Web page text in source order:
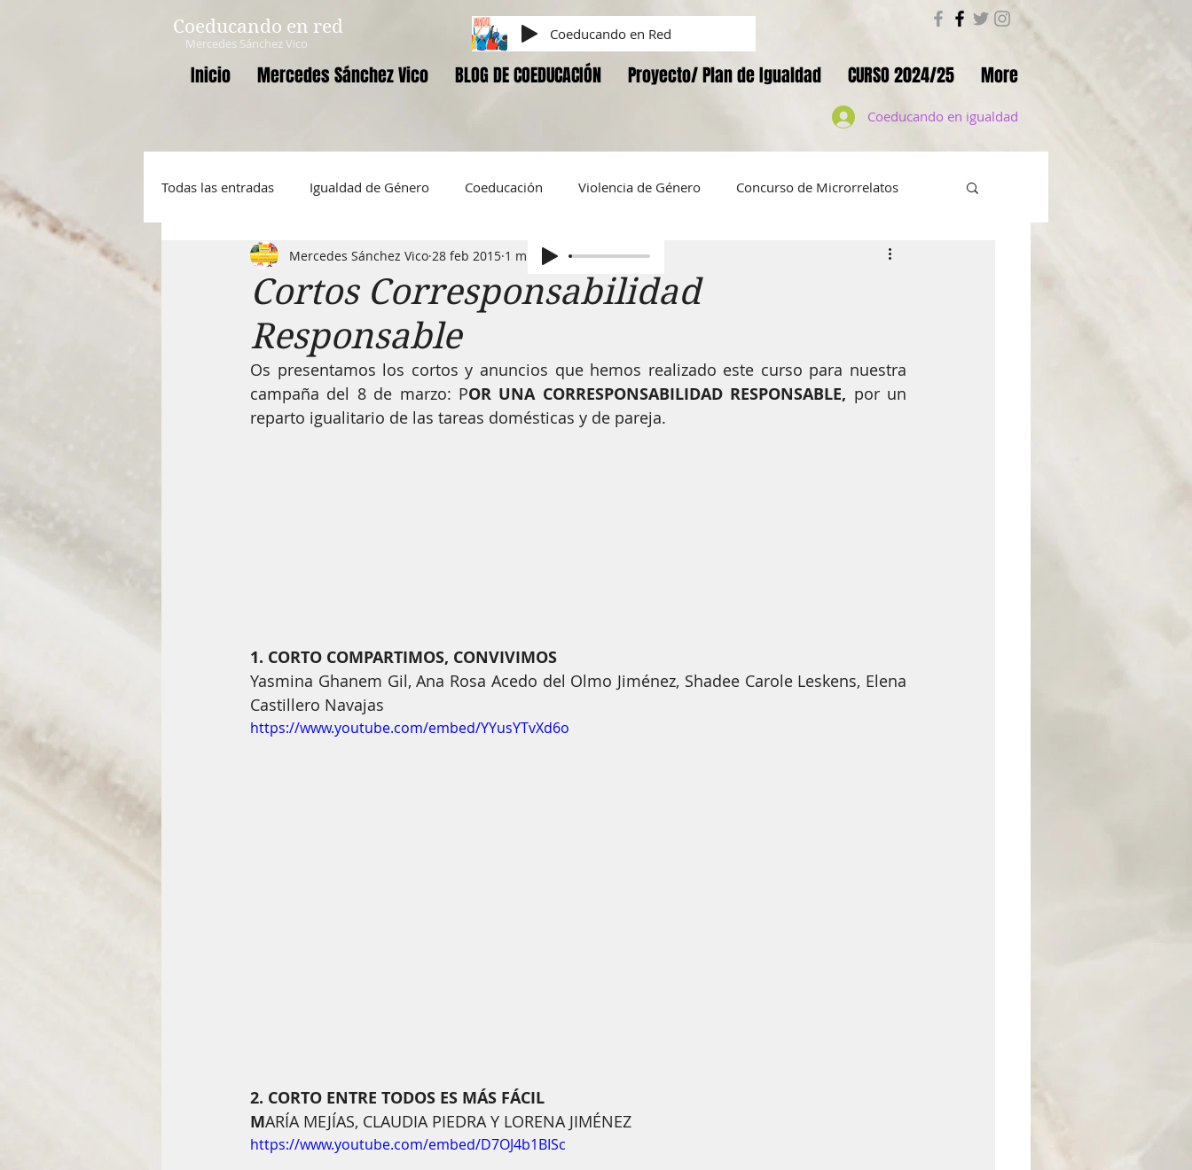
Coeducando en red
Mercedes Sánchez Vico
Inicio Mercedes Sánchez Vico BLOG DE COEDUCACIÓN Proyecto/ Plan de Igualdad CURSO 2024/25 More
Coeducando en igualdad
Coeducando en Red
Todas las entradas Igualdad de Género Coeducación Violencia de Género Concurso de Microrrelatos
INCLUIDAPPS Diversidad Sexual y de Género Corresponsabilidad
Masculinidades igualitarias ELLAS.
El arte de ser mujer Todos los amores son iguales La diversidad enriquece Mural solidario
Cortos Corresponsabilidad
Responsable
Mercedes Sánchez Vico 28 feb 2015 1 min de lectura
Os presentamos los cortos y anuncios que hemos realizado este curso para nuestra
campaña del 8 de marzo: POR UNA CORRESPONSABILIDAD RESPONSABLE, por un
reparto igualitario de las tareas domésticas y de pareja.
1. CORTO COMPARTIMOS, CONVIVIMOS
Yasmina Ghanem Gil, Ana Rosa Acedo del Olmo Jiménez, Shadee Carole Leskens, Elena
Castillero Navajas
https://www.youtube.com/embed/YYusYTvXd6o
2. CORTO ENTRE TODOS ES MÁS FÁCIL
MARÍA MEJÍAS, CLAUDIA PIEDRA Y LORENA JIMÉNEZ
https://www.youtube.com/embed/D7OJ4b1BISc